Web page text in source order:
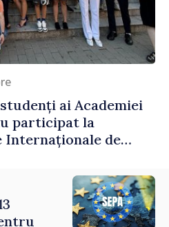
ai Academiei
participat la
Internaționale de